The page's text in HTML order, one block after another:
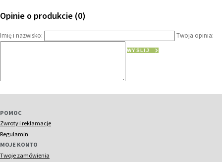
Opinie o produkcie (0)
Imię i nazwisko: Twoja opinia:
WYŚLIJ
POMOC
Zwroty i reklamacje
Regulamin
MOJE KONTO
Twoje zamówienia